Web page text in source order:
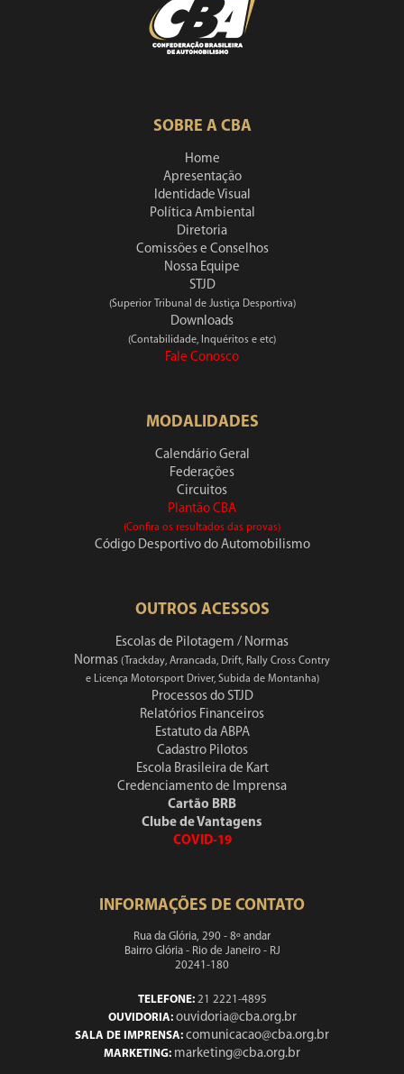
SOBRE A CBA
Home
Apresentação
Identidade Visual
Política Ambiental
Diretoria
Comissões e Conselhos
Nossa Equipe
STJD
(Superior Tribunal de Justiça Desportiva)
Downloads
(Contabilidade, Inquéritos e etc)
Fale Conosco
MODALIDADES
Calendário Geral
Federações
Circuitos
Plantão CBA
(Confira os resultados das provas)
Código Desportivo do Automobilismo
OUTROS ACESSOS
Escolas de Pilotagem / Normas
Normas (Trackday, Arrancada, Drift, Rally Cross Contry
e Licença Motorsport Driver, Subida de Montanha)
Processos do STJD
Relatórios Financeiros
Estatuto da ABPA
Cadastro Pilotos
Escola Brasileira de Kart
Credenciamento de Imprensa
Cartão BRB
Clube de Vantagens
COVID-19
INFORMAÇÕES DE CONTATO
Rua da Glória, 290 - 8º andar
Bairro Glória - Rio de Janeiro - RJ
20241-180
TELEFONE:21 2221-4895
OUVIDORIA: ouvidoria@cba.org.br
SALA DE IMPRENSA: comunicacao@cba.org.br
MARKETING: marketing@cba.org.br